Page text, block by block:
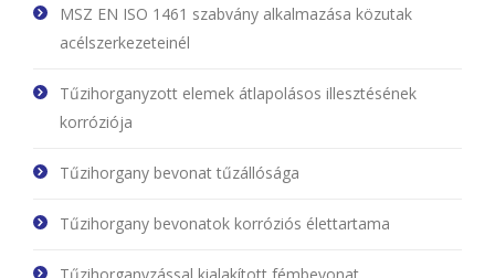
MSZ EN ISO 1461 szabvány alkalmazása közutak
acélszerkezeteinél
Tűzihorganyzott elemek átlapolásos illesztésének
korróziója
Tűzihorgany bevonat tűzállósága
Tűzihorgany bevonatok korróziós élettartama